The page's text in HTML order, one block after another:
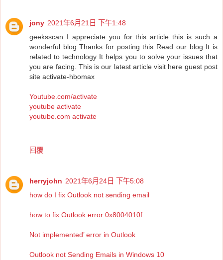
jony 2021年6月21日 下午1:48
geeksscan I appreciate you for this article this is such a
wonderful blog Thanks for posting this Read our blog It is
related to technology It helps you to solve your issues that
you are facing. This is our latest article visit here guest post
site activate-hbomax
Youtube.com/activate
youtube activate
youtube.com activate
回覆
herryjohn 2021年6月24日 下午5:08
how do I fix Outlook not sending email
how to fix Outlook error 0x8004010f
Not implemented’ error in Outlook
Outlook not Sending Emails in Windows 10